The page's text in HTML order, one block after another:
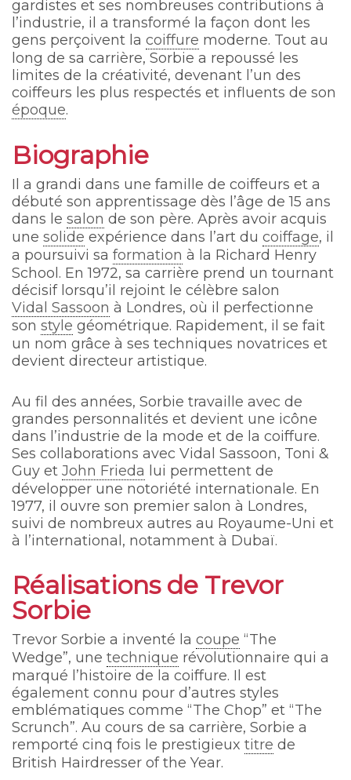
gardistes et ses nombreuses contributions à
l’industrie, il a transformé la façon dont les
gens perçoivent la coiffure moderne. Tout au
long de sa carrière, Sorbie a repoussé les
limites de la créativité, devenant l’un des
coiffeurs les plus respectés et influents de son
époque.
Biographie
Il a grandi dans une famille de coiffeurs et a
débuté son apprentissage dès l’âge de 15 ans
dans le salon de son père. Après avoir acquis
une solide expérience dans l’art du coiffage, il
a poursuivi sa formation à la Richard Henry
School. En 1972, sa carrière prend un tournant
décisif lorsqu’il rejoint le célèbre salon
Vidal Sassoon à Londres, où il perfectionne
son style géométrique. Rapidement, il se fait
un nom grâce à ses techniques novatrices et
devient directeur artistique.
Au fil des années, Sorbie travaille avec de
grandes personnalités et devient une icône
dans l’industrie de la mode et de la coiffure.
Ses collaborations avec Vidal Sassoon, Toni &
Guy et John Frieda lui permettent de
développer une notoriété internationale. En
1977, il ouvre son premier salon à Londres,
suivi de nombreux autres au Royaume-Uni et
à l’international, notamment à Dubaï.
Réalisations de Trevor
Sorbie
Trevor Sorbie a inventé la coupe “The
Wedge”, une technique révolutionnaire qui a
marqué l’histoire de la coiffure. Il est
également connu pour d’autres styles
emblématiques comme “The Chop” et “The
Scrunch”. Au cours de sa carrière, Sorbie a
remporté cinq fois le prestigieux titre de
British Hairdresser of the Year.